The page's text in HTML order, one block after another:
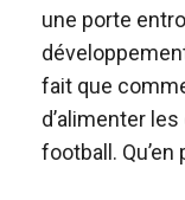
une porte
fait que
d’alimenter
football.